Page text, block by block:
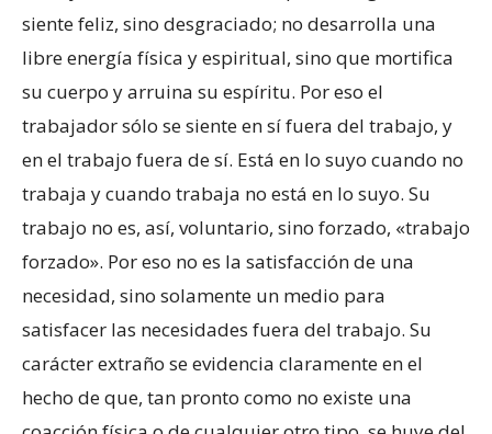
siente feliz, sino desgraciado; no desarrolla una
libre energía física y espiritual, sino que mortifica
su cuerpo y arruina su espíritu. Por eso el
trabajador sólo se siente en sí fuera del trabajo, y
en el trabajo fuera de sí. Está en lo suyo cuando no
trabaja y cuando trabaja no está en lo suyo. Su
trabajo no es, así, voluntario, sino forzado, «trabajo
forzado». Por eso no es la satisfacción de una
necesidad, sino solamente un medio para
satisfacer las necesidades fuera del trabajo. Su
carácter extraño se evidencia claramente en el
hecho de que, tan pronto como no existe una